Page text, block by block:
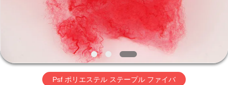
ク
Psf ポリエステル ステープル ファイバ